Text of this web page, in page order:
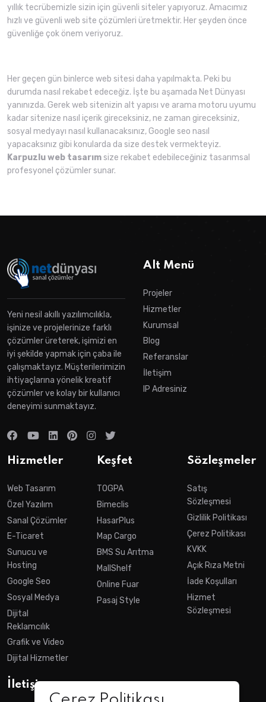
yıllık tecrübemizle sizin için güvenli siteler yapıyoruz. Amacımız
hızlı ve güvenli web site çözümleri üretmektir. Her şeyden önce
güvenliğe çok önem veriyoruz.
Her geçen gün binlerce web sitesi daha yapılmakta. Peki bu
durumda nasıl rekabet edeceğiz. İşte bu aşamada Net Dünyası
yanınızda. Gerek web sitenizin alt yapısı ve arama motoru uyumu
kadar sitenize nasıl içerik gireceksiniz, ne zaman gireceksiniz,
sosyal medyayı nasıl kullanacaksınız, Google seo nasıl
yapacaksınız gibi konularda da size destek vermekteyiz.
Karpuzlu web tasarımsize rekabet edebileceğiniz tasarımsal
profesyonel çözümler sunar.
Yeni nesil akıllı yazılımcılıkla,
işinize ve projelerinize farklı
çözümler üreterek, işimizi en
iyi şekilde yapmak için çaba ile
çalışmaktayız. Müşterilerimizin
ihtiyaçlarına yönelik kreatif
çözümler ve kolay bir kullanıcı
deneyimi sunmaktayız.
Alt Menü
Projeler
Hizmetler
Kurumsal
Blog
Referanslar
İletişim
IP Adresiniz
Hizmetler
Web Tasarım
Özel Yazılım
Sanal Çözümler
E-Ticaret
Sunucu ve
Hosting
Google Seo
Sosyal Medya
Dijital
Reklamcılık
Grafik ve Video
Dijital Hizmetler
Keşfet
TOGPA
Bimeclis
HasarPlus
Map Cargo
BMS Su Arıtma
MallShelf
Online Fuar
Pasaj Style
Sözleşmeler
Satış
Sözleşmesi
Gizlilik Politikası
Çerez Politikası
KVKK
Açık Rıza Metni
İade Koşulları
Hizmet
Sözleşmesi
İletişim